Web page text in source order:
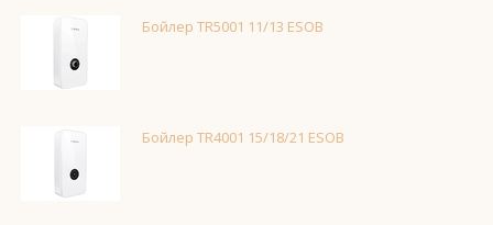
Бойлер TR5001 11/13 ESOB
Бойлер TR4001 15/18/21 ESOB